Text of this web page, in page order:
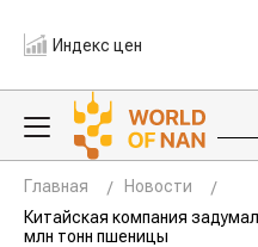
Индекс цен
Главная
Новости
Китайская компания
млн тонн пшеницы